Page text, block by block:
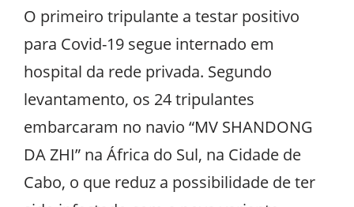
O primeiro tripulante a testar positivo
para Covid-19 segue internado em
hospital da rede privada. Segundo
levantamento, os 24 tripulantes
embarcaram no navio “MV SHANDONG
DA ZHI” na África do Sul, na Cidade de
Cabo, o que reduz a possibilidade de ter